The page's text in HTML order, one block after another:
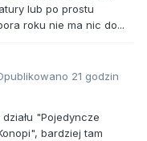
lub po prostu
roku nie ma nic do...
21 godzin
działu "Pojedyncze
bardziej tam